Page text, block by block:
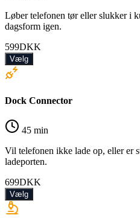
Løber telefonen tør eller slukker i
dagsform igen.
599DKK
Vælg
Dock Connector
45 min
Vil telefonen ikke lade op, eller er
ladeporten.
699DKK
Vælg